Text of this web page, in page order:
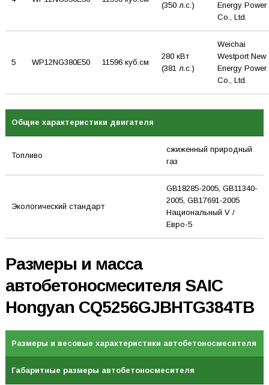
(350 л.с.)
Energy Power
Co., Ltd.
5 WP12NG380E50 11596 куб.см
280 кВт
(381 л.с.)
Weichai
Westport New
Energy Power
Co., Ltd.
Общие характеристики двигателя
Топливо
сжиженный природный
газ
Экологический стандарт
GB18285-2005, GB11340-
2005, GB17691-2005
Национальный V /
Евро-5
Размеры и масса
автобетоносмесителя SAIC
Hongyan CQ5256GJBHTG384TB
Размеры и весовые характеристики автобетоносмесителя
Габаритные размеры автобетоносмесителя